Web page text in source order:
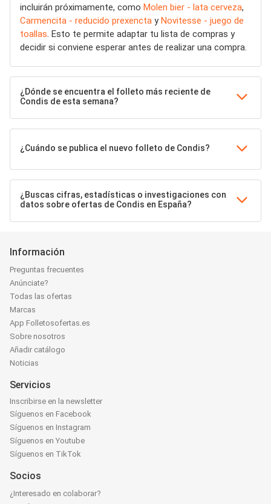
incluirán próximamente, como Molen bier - lata cerveza,
Carmencita - reducido prexencta yNovitesse - juego de
toallas. Esto te permite adaptar tu lista de compras y
decidir si conviene esperar antes de realizar una compra.
¿Dónde se encuentra el folleto más reciente de
Condis de esta semana?
¿Cuándo se publica el nuevo folleto de Condis?
¿Buscas cifras, estadísticas o investigaciones con
datos sobre ofertas de Condis en España?
Información
Preguntas frecuentes
Anúnciate?
Todas las ofertas
Marcas
App Folletosofertas.es
Sobre nosotros
Añadir catálogo
Noticias
Servicios
Inscribirse en la newsletter
Síguenos en Facebook
Síguenos en Instagram
Síguenos en Youtube
Síguenos en TikTok
Socios
¿Interesado en colaborar?